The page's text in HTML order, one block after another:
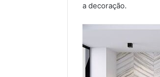
a decoração.